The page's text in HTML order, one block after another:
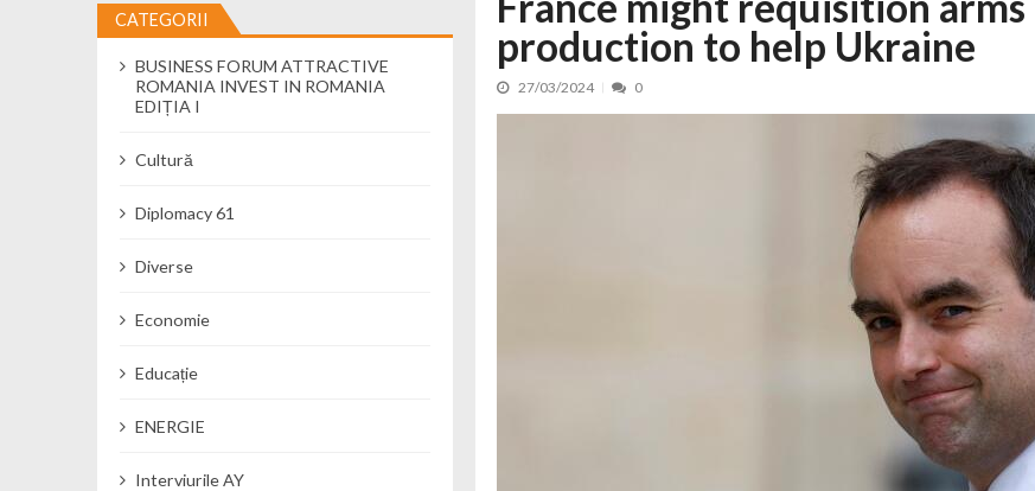
Cseke Attila: Am creat, până în prezent, peste 5.000 de noi locuri în creșe... 15/07/2026
Încă o creșă modernă pentru Alba: 40 de locuri noi la Zlatna prin Programul...
04/08/2026
04/08/2026
production to help Ukraine
27/03/2024 0
CATEGORII
BUSINESS FORUM ATTRACTIVE
ROMANIA INVEST IN ROMANIA
EDIȚIA I
Cultură
Diplomacy 61
Diverse
Economie
Educație
ENERGIE
Interviurile AY